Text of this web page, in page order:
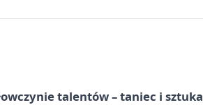
talentów – taniec i sztuka